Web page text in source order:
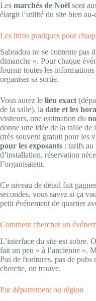
Les marchés de Noël sont
élargit l’utilité du site bien
Les infos pratiques pour
Sabradou ne se contente pas
dimanche ». Pour chaque
fournir toutes les
organiser sa sortie.
Vous aurez le lieu exact
de la salle), la date et les
visiteurs, une estimation du
donne une idée de la taille de
(très souvent gratuit pour les
pour les exposants : tarifs au
d’installation, réservation
l’organisateur.
Ce niveau de détail fait
secondes, vous savez si ça
petit événement de quartier
Comment chercher un
L’interface du site est sobre.
fait un peu « à l’ancienne ».
Pas de fioritures, pas de pubs
cherche, on trouve.
Par département ou région